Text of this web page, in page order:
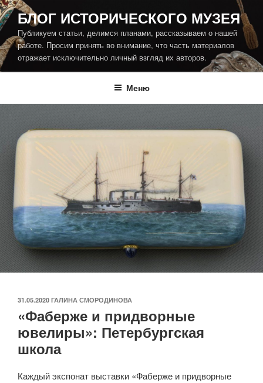
Перейти
к
содержимому
БЛОГ ИСТОРИЧЕСКОГО МУЗЕЯ
Публикуем статьи, делимся планами, рассказываем о нашей
работе. Просим принять во внимание, что часть материалов
отражает исключительно личный взгляд их авторов.
Меню
ОПУБЛИКОВАНО
31.05.2020 ГАЛИНА СМОРОДИНОВА
«Фаберже и придворные
ювелиры»: Петербургская
школа
Каждый экспонат выставки «Фаберже и придворные